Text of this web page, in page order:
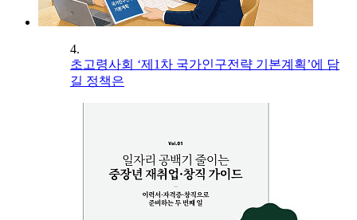
4.
초고령사회 ‘제1차 국가인구전략 기본계획’에 담
길 정책은